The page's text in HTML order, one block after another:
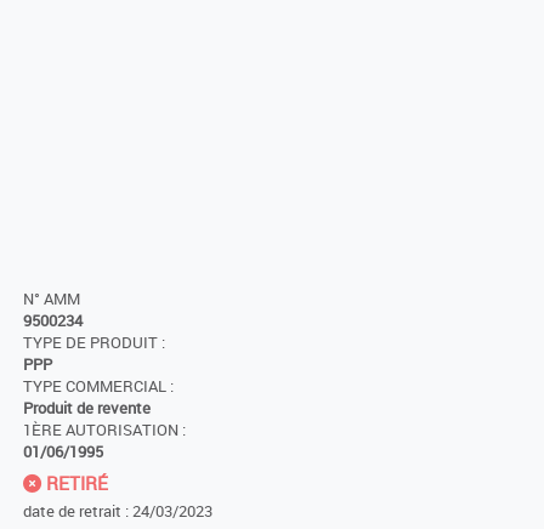
N° AMM
9500234
TYPE DE PRODUIT :
PPP
TYPE COMMERCIAL :
Produit de revente
1ÈRE AUTORISATION :
01/06/1995
RETIRÉ
date de retrait : 24/03/2023